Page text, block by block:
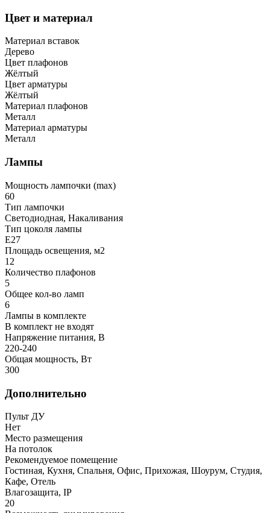
Цвет и материал
Материал вставок
Дерево
Цвет плафонов
Жёлтый
Цвет арматуры
Жёлтый
Материал плафонов
Металл
Материал арматуры
Металл
Лампы
Мощность лампочки (max)
60
Тип лампочки
Светодиодная, Накаливания
Тип цоколя лампы
E27
Площадь освещения, м2
12
Количество плафонов
5
Общее кол-во ламп
6
Лампы в комплекте
В комплект не входят
Напряжение питания, В
220-240
Общая мощность, Вт
300
Дополнительно
Пульт ДУ
Нет
Место размещения
На потолок
Рекомендуемое помещение
Гостиная, Кухня, Спальня, Офис, Прихожая, Шоурум, Студия,
Кафе, Отель
Влагозащита, IP
20